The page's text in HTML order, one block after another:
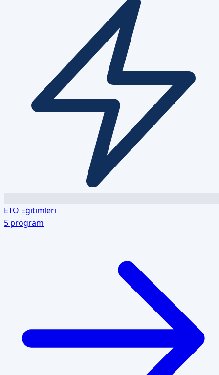
ETO Eğitimleri
5 program